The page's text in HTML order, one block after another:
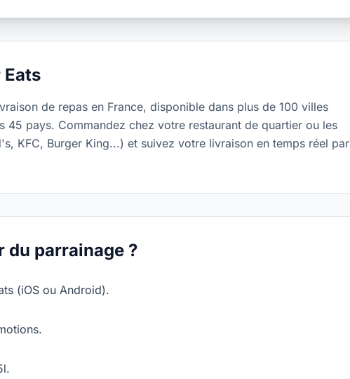
Eats
de repas en France, disponible dans plus de 100 villes
45 pays. Commandez chez votre restaurant de quartier ou les
KFC, Burger King...) et suivez votre livraison en temps réel par
du parrainage ?
(iOS ou Android).